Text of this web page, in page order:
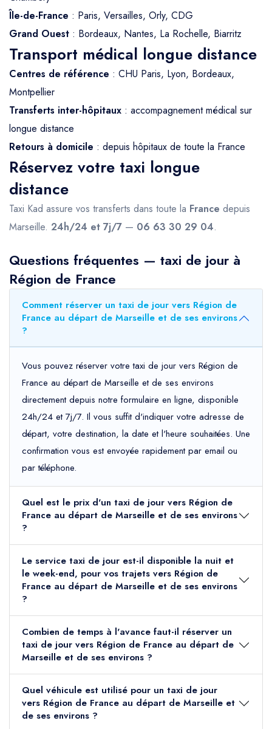
Île-de-France : Paris, Versailles, Orly, CDG
Grand Ouest : Bordeaux, Nantes, La Rochelle, Biarritz
Transport médical longue distance
Centres de référence : CHU Paris, Lyon, Bordeaux,
Montpellier
Transferts inter-hôpitaux : accompagnement médical sur
longue distance
Retours à domicile : depuis hôpitaux de toute la France
Réservez votre taxi longue
distance
Taxi Kad assure vos transferts dans toute la France depuis
Marseille. 24h/24 et 7j/7 — 06 63 30 29 04.
Questions fréquentes — taxi de jour à
Région de France
Comment réserver un taxi de jour vers Région de
France au départ de Marseille et de ses environs
?
Vous pouvez réserver votre taxi de jour vers Région de
France au départ de Marseille et de ses environs
directement depuis notre formulaire en ligne, disponible
24h/24 et 7j/7. Il vous suffit d'indiquer votre adresse de
départ, votre destination, la date et l'heure souhaitées. Une
confirmation vous est envoyée rapidement par email ou
par téléphone.
Quel est le prix d'un taxi de jour vers Région de
France au départ de Marseille et de ses environs
?
Le service taxi de jour est-il disponible la nuit et
le week-end, pour vos trajets vers Région de
France au départ de Marseille et de ses environs
?
Combien de temps à l'avance faut-il réserver un
taxi de jour vers Région de France au départ de
Marseille et de ses environs ?
Quel véhicule est utilisé pour un taxi de jour
vers Région de France au départ de Marseille et
de ses environs ?